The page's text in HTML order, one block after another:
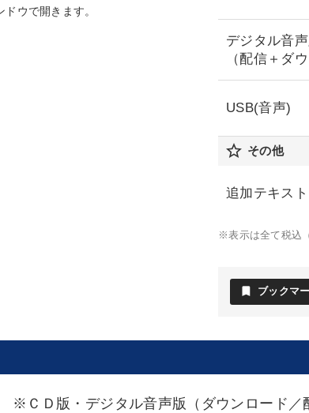
ウで開きます。
デジタル音
（配信＋ダ
USB(音声)
star_border その他
追加テキスト
※表示は全て税込
bookmark ブックマ
※ＣＤ版・デジタル音声版（ダウンロード／